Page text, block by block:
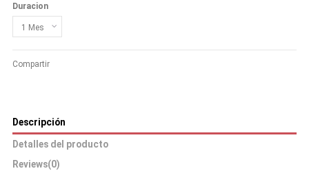
Duracion
Compartir
Descripción
Detalles del producto
Reviews(0)